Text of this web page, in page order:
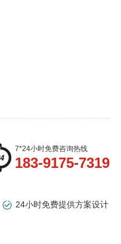
7*24小时免费咨询热线
183-9175-7319
24小时免费提供方案设计